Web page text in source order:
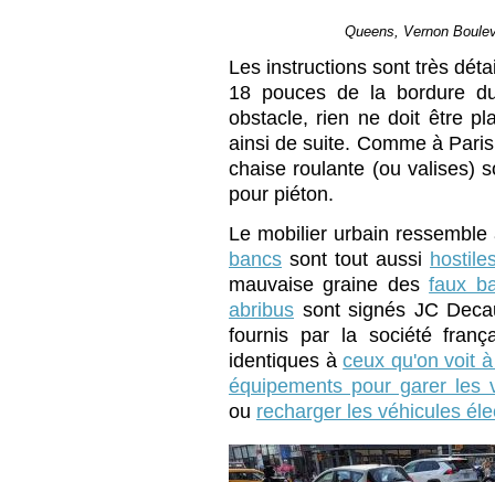
Queens, Vernon
Les instructions sont très
18 pouces de la bordure
obstacle, rien ne doit être
ainsi de suite. Comme à
chaise roulante (ou valises)
pour piéton.
Le mobilier urbain
bancs sont tout aussi
mauvaise graine desfaux
abribus sont signés JC
fournis par la société
identiques àceux qu'on voit
équipements pour garer les
ou recharger les véhicules